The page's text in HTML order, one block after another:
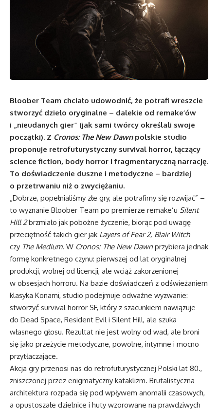
Bloober Team chciało udowodnić, że potrafi wreszcie
stworzyć dzieło oryginalne – dalekie od remake’ów
i „nieudanych gier” (jak sami twórcy określali swoje
początki). Z Cronos: The New Dawnpolskie studio
proponuje retrofuturystyczny survival horror, łączący
science fiction, body horror i fragmentaryczną narrację.
To doświadczenie duszne i metodyczne – bardziej
o przetrwaniu niż o zwyciężaniu.
„Dobrze, popełnialiśmy złe gry, ale potrafimy się rozwijać” –
to wyznanie Bloober Team po premierze remake’u Silent
Hill 2brzmiało jak pobożne życzenie, biorąc pod uwagę
przeciętność takich gier jak Layers of Fear 2, Blair Witch
czy The Medium. W Cronos: The New Dawn przybiera jednak
formę konkretnego czynu: pierwszej od lat oryginalnej
produkcji, wolnej od licencji, ale wciąż zakorzenionej
w obsesjach horroru. Na bazie doświadczeń z odświeżaniem
klasyka Konami, studio podejmuje odważne wyzwanie:
stworzyć survival horror SF, który z szacunkiem nawiązuje
do Dead Space, Resident Evil i Silent Hill, ale szuka
własnego głosu. Rezultat nie jest wolny od wad, ale broni
się jako przeżycie metodyczne, powolne, intymne i mocno
przytłaczające.
Akcja gry przenosi nas do retrofuturystycznej Polski lat 80.,
zniszczonej przez enigmatyczny kataklizm. Brutalistyczna
architektura rozpada się pod wpływem anomalii czasowych,
a opustoszałe dzielnice i huty wzorowane na prawdziwych